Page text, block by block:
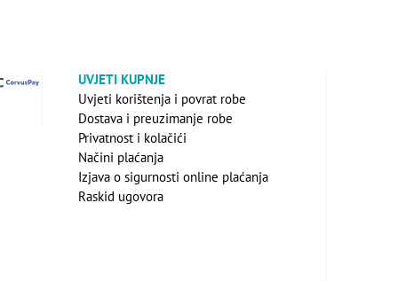
UVJETI KUPNJE
Uvjeti korištenja i povrat robe
Dostava i preuzimanje robe
Privatnost i kolačići
Načini plaćanja
Izjava o sigurnosti online plaćanja
Raskid ugovora